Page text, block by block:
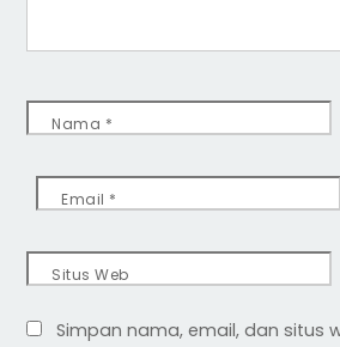
Nama *
Email *
Situs Web
Simpan nama, email, dan situs